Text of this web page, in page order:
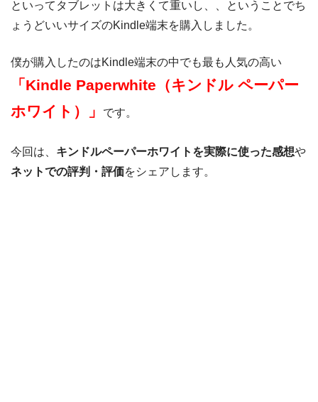
といってタブレットは大きくて重いし、、ということでち
ょうどいいサイズのKindle端末を購入しました。
僕が購入したのはKindle端末の中でも最も人気の高い
「Kindle Paperwhite（キンドル ペーパー
ホワイト）」
です。
今回は、 キンドルペーパーホワイトを実際に使った感想や
ネットでの評判・評価をシェアします。